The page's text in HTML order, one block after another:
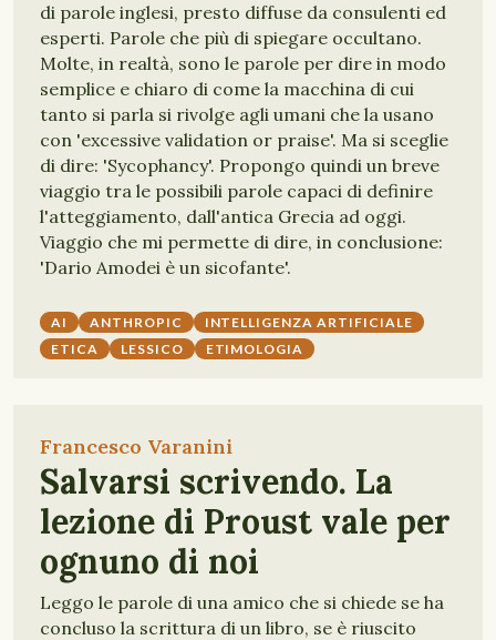
di parole inglesi, presto diffuse da consulenti ed
esperti. Parole che più di spiegare occultano.
Molte, in realtà, sono le parole per dire in modo
semplice e chiaro di come la macchina di cui
tanto si parla si rivolge agli umani che la usano
con 'excessive validation or praise'. Ma si sceglie
di dire: 'Sycophancy'. Propongo quindi un breve
viaggio tra le possibili parole capaci di definire
l'atteggiamento, dall'antica Grecia ad oggi.
Viaggio che mi permette di dire, in conclusione:
'Dario Amodei è un sicofante'.
AI ANTHROPIC
INTELLIGENZA ARTIFICIALE
ETICA
LESSICO ETIMOLOGIA
Francesco Varanini
Salvarsi scrivendo. La
lezione di Proust vale per
ognuno di noi
Leggo le parole di una amico che si chiede se ha
concluso la scrittura di un libro, se è riuscito